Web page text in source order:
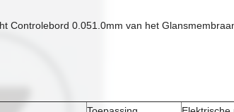
Controlebord 0.051.0mm van het